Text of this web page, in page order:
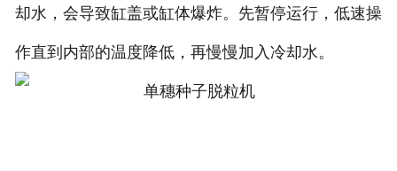
发货现场
视频中心
却水，会导致缸盖或缸体爆炸。先暂停运行，低速操
作直到内部的温度降低，再慢慢加入冷却水。